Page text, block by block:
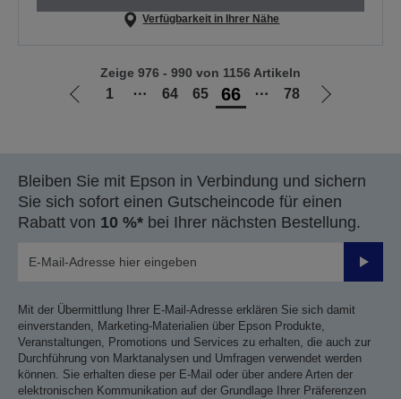
Verfügbarkeit in Ihrer Nähe
Zur
1 ⋯ 64 65 66 ⋯ 78
Zur
Zeige 976 - 990 von 1156 Artikeln
Bleiben Sie mit Epson in Verbindung und sichern
Sie sich sofort einen Gutscheincode für einen
Rabatt von 10 %* bei Ihrer nächsten Bestellung.
Mit der Übermittlung Ihrer E-Mail-Adresse erklären Sie sich damit
einverstanden, Marketing-Materialien über Epson Produkte,
Veranstaltungen, Promotions und Services zu erhalten, die auch zur
Durchführung von Marktanalysen und Umfragen verwendet werden
können. Sie erhalten diese per E-Mail oder über andere Arten der
elektronischen Kommunikation auf der Grundlage Ihrer Präferenzen